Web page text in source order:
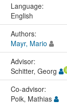
Language:
English
Authors:
Mayr, Mario
Advisor:
Schitter, Georg
Co-advisor:
Poik, Mathias